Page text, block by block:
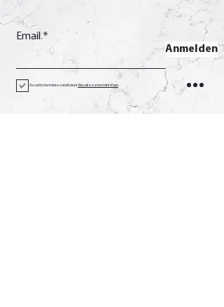
Email
Anmelden
Accetto termini e condizioniVisualizza termini d'uso